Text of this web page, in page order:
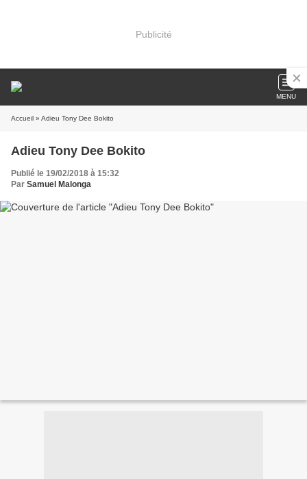
Publicité
MENU
Accueil » Adieu Tony Dee Bokito
Adieu Tony Dee Bokito
Publié le 19/02/2018 à 15:32
Par Samuel Malonga